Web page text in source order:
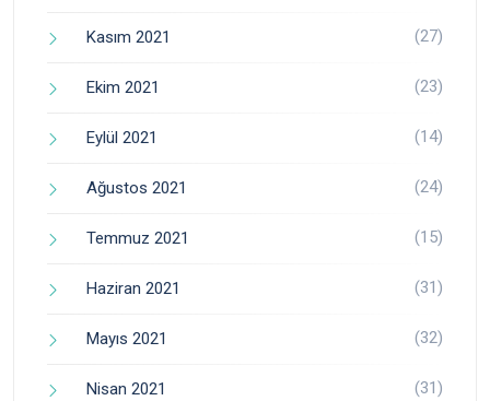
Kasım 2021 (27)
Ekim 2021 (23)
Eylül 2021 (14)
Ağustos 2021 (24)
Temmuz 2021 (15)
Haziran 2021 (31)
Mayıs 2021 (32)
Nisan 2021 (31)